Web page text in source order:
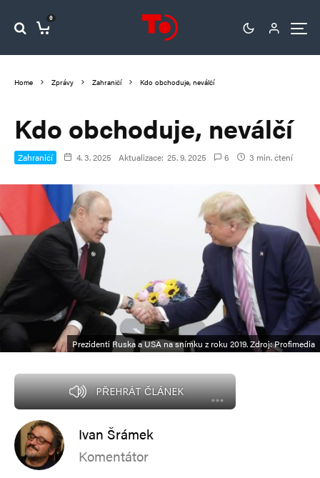
0
Home Zprávy Zahraničí Kdo obchoduje, neválčí
Kdo obchoduje, neválčí
Zahraničí 4. 3. 2025 Aktualizace: 25. 9. 2025 6 3 min. čtení
Prezidenti Ruska a USA na snímku z roku 2019. Zdroj: Profimedia
PŘEHRÁT ČLÁNEK
Ivan Šrámek
Komentátor